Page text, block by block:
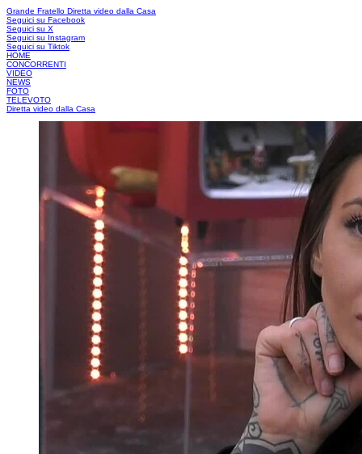
Grande Fratello Diretta video dalla Casa
Seguici su Facebook
Seguici su X
Seguici su Instagram
Seguici su Tiktok
HOME
CONCORRENTI
VIDEO
NEWS
FOTO
TELEVOTO
Diretta video dalla Casa